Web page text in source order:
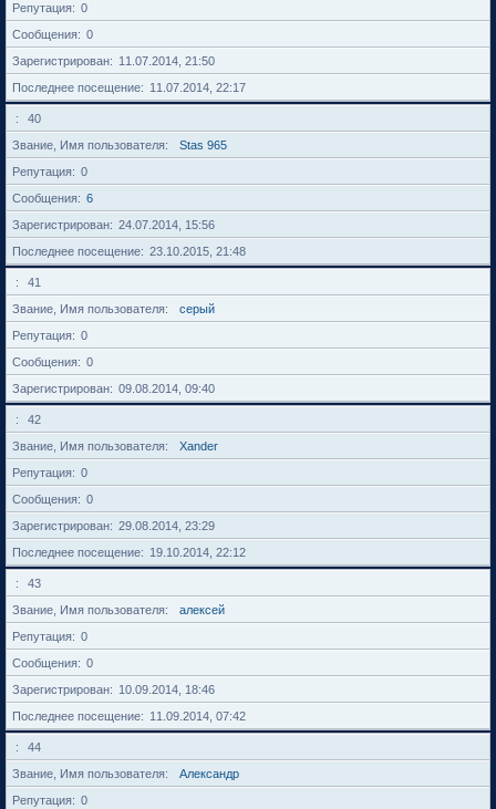
Репутация
0
Сообщения
0
Зарегистрирован
11.07.2014, 21:50
Последнее посещение
11.07.2014, 22:17
40
Звание, Имя пользователя
Stas 965
Репутация
0
Сообщения
6
Зарегистрирован
24.07.2014, 15:56
Последнее посещение
23.10.2015, 21:48
41
Звание, Имя пользователя
серый
Репутация
0
Сообщения
0
Зарегистрирован
09.08.2014, 09:40
42
Звание, Имя пользователя
Xander
Репутация
0
Сообщения
0
Зарегистрирован
29.08.2014, 23:29
Последнее посещение
19.10.2014, 22:12
43
Звание, Имя пользователя
алексей
Репутация
0
Сообщения
0
Зарегистрирован
10.09.2014, 18:46
Последнее посещение
11.09.2014, 07:42
44
Звание, Имя пользователя
Александр
Репутация
0